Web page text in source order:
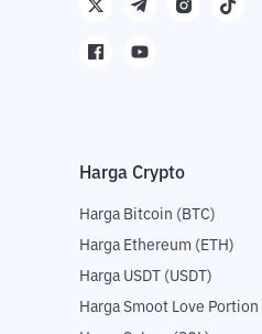
Harga Crypto
Harga Bitcoin (BTC)
Harga Ethereum (ETH)
Harga USDT (USDT)
Harga Smoot Love Portion